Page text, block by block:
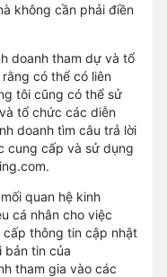
không cần phải điền
doanh tham dự và tổ
có thể có liên
tôi cũng có thể sử
tổ chức các diễn
doanh tìm câu trả lời
cung cấp và sử dụng
quan hệ kinh
cá nhân cho việc
thông tin cập nhật
bản tin của
tham gia vào các